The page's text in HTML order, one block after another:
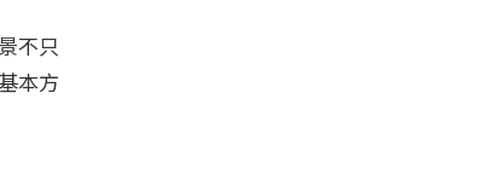
不只
本方